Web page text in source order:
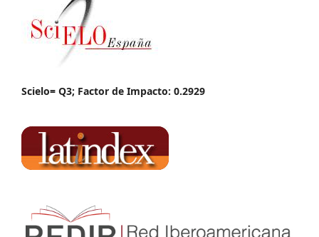
Scielo= Q3; Factor de Impacto: 0.2929